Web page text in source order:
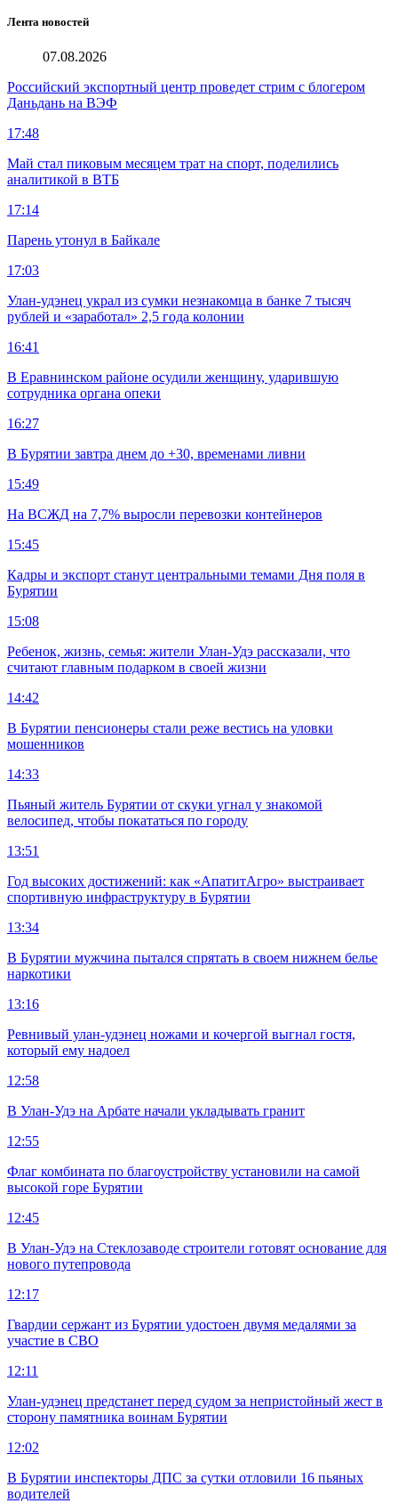
Лента новостей
07.08.2026
Российский экспортный центр проведет стрим с блогером
Даньдань на ВЭФ
17:48
Май стал пиковым месяцем трат на спорт, поделились
аналитикой в ВТБ
17:14
Парень утонул в Байкале
17:03
Улан-удэнец украл из сумки незнакомца в банке 7 тысяч
рублей и «заработал» 2,5 года колонии
16:41
В Еравнинском районе осудили женщину, ударившую
сотрудника органа опеки
16:27
В Бурятии завтра днем до +30, временами ливни
15:49
На ВСЖД на 7,7% выросли перевозки контейнеров
15:45
Кадры и экспорт станут центральными темами Дня поля в
Бурятии
15:08
Ребенок, жизнь, семья: жители Улан-Удэ рассказали, что
считают главным подарком в своей жизни
14:42
В Бурятии пенсионеры стали реже вестись на уловки
мошенников
14:33
Пьяный житель Бурятии от скуки угнал у знакомой
велосипед, чтобы покататься по городу
13:51
Год высоких достижений: как «АпатитАгро» выстраивает
спортивную инфраструктуру в Бурятии
13:34
В Бурятии мужчина пытался спрятать в своем нижнем белье
наркотики
13:16
Ревнивый улан-удэнец ножами и кочергой выгнал гостя,
который ему надоел
12:58
В Улан-Удэ на Арбате начали укладывать гранит
12:55
Флаг комбината по благоустройству установили на самой
высокой горе Бурятии
12:45
В Улан-Удэ на Стеклозаводе строители готовят основание для
нового путепровода
12:17
Гвардии сержант из Бурятии удостоен двумя медалями за
участие в СВО
12:11
Улан-удэнец предстанет перед судом за непристойный жест в
сторону памятника воинам Бурятии
12:02
В Бурятии инспекторы ДПС за сутки отловили 16 пьяных
водителей